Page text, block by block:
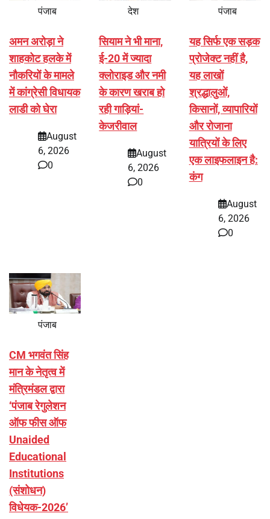
पंजाब
अमन अरोड़ा ने
शाहकोट हलके में
नौकरियों के मामले
में कांग्रेसी विधायक
लाडी को घेरा
August
6, 2026
0
देश
सियाम ने भी माना,
ई-20 में ज्यादा
क्लोराइड और नमी
के कारण खराब हो
रही गाड़ियां-
केजरीवाल
August
6, 2026
0
पंजाब
यह सिर्फ एक सड़क
प्रोजेक्ट नहीं है,
यह लाखों
श्रद्धालुओं,
किसानों, व्यापारियों
और रोजाना
यात्रियों के लिए
एक लाइफलाइन है:
कंग
August
6, 2026
0
पंजाब
CM भगवंत सिंह
मान के नेतृत्व में
मंत्रिमंडल द्वारा
‘पंजाब रेगुलेशन
ऑफ फीस ऑफ
Unaided
Educational
Institutions
(संशोधन)
विधेयक-2026’